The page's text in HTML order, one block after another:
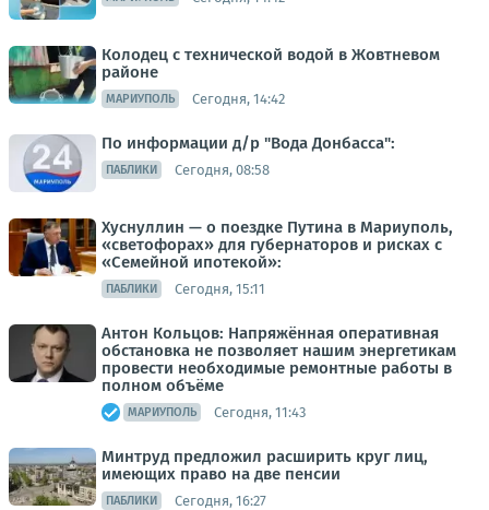
Колодец с технической водой в Жовтневом
районе
МАРИУПОЛЬ Сегодня, 14:42
По информации д/р "Вода Донбасса":
ПАБЛИКИ Сегодня, 08:58
Хуснуллин — о поездке Путина в Мариуполь,
«светофорах» для губернаторов и рисках с
«Семейной ипотекой»:
ПАБЛИКИ Сегодня, 15:11
Антон Кольцов: Напряжённая оперативная
обстановка не позволяет нашим энергетикам
провести необходимые ремонтные работы в
полном объёме
МАРИУПОЛЬ Сегодня, 11:43
Минтруд предложил расширить круг лиц,
имеющих право на две пенсии
ПАБЛИКИ Сегодня, 16:27